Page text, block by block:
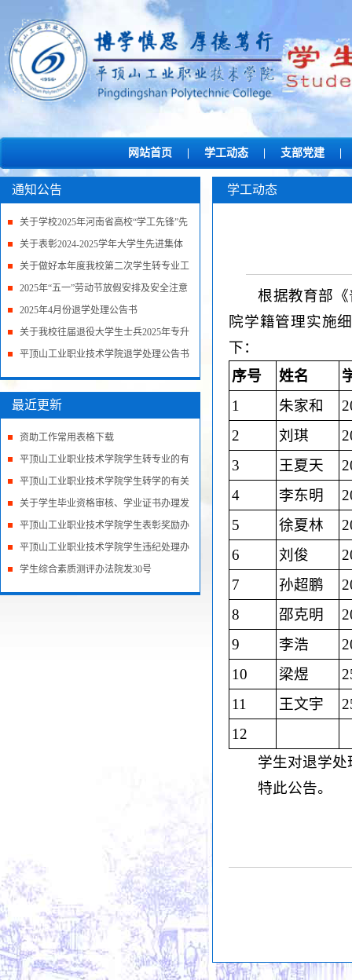
网站首页 学工动态 支部党建
通知公告
关于学校2025年河南省高校“学工先锋”先
进集体和先...
关于表彰2024-2025学年大学生先进集体
和先进个人的决...
关于做好本年度我校第二次学生转专业工
作的通知
2025年“五一”劳动节放假安排及安全注意
事项2025年4月份退学处理公告书
关于我校往届退役大学生士兵2025年专升
本报名工作的...
平顶山工业职业技术学院退学处理公告书
最近更新
资助工作常用表格下载
平顶山工业职业技术学院学生转专业的有
关规平顶山工业职业技术学院学生转学的有关
规定关于学生毕业资格审核、学业证书办理发
放规平顶山工业职业技术学院学生表彰奖励办
法（平顶山工业职业技术学院学生违纪处理办
法
学生综合素质测评办法院发30号
学工动态
根据教育部
院学籍管理实施
下：
序号
姓名
1
朱家和
2
刘琪
3
王夏天
4
李东明
5
徐夏林
6
刘俊
7
孙超鹏
8
邵克明
9
李浩
10
梁煜
11
王文宇
12
学生对退学
特此公告。